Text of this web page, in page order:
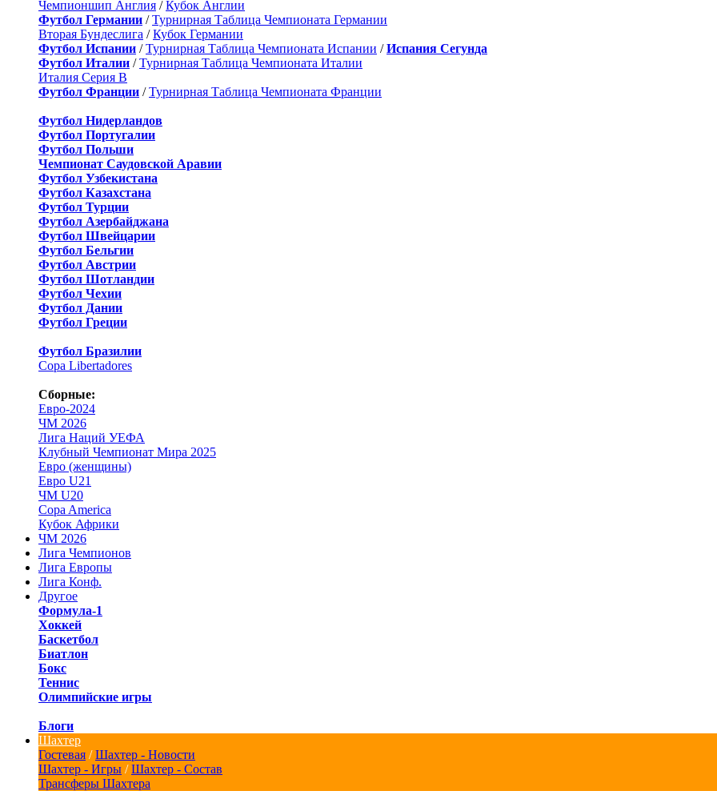
Чемпионшип Англия /Кубок Англии
Футбол Германии /Турнирная Таблица Чемпионата Германии
Вторая Бундеслига /Кубок Германии
Футбол Испании /Турнирная Таблица Чемпионата Испании /Испания Сегунда
Футбол Италии /Турнирная Таблица Чемпионата Италии
Италия Серия B
Футбол Франции /Турнирная Таблица Чемпионата Франции
Футбол Нидерландов
Футбол Португалии
Футбол Польши
Чемпионат Саудовской Аравии
Футбол Узбекистана
Футбол Казахстана
Футбол Турции
Футбол Азербайджана
Футбол Швейцарии
Футбол Бельгии
Футбол Австрии
Футбол Шотландии
Футбол Чехии
Футбол Дании
Футбол Греции
Футбол Бразилии
Copa Libertadores
Сборные:
Евро-2024
ЧМ 2026
Лига Наций УЕФА
Клубный Чемпионат Мира 2025
Евро (женщины)
Евро U21
ЧМ U20
Copa America
Кубок Африки
ЧМ 2026
Лига Чемпионов
Лига Европы
Лига Конф.
Другое
Формула-1
Хоккей
Баскетбол
Биатлон
Бокс
Теннис
Олимпийские игры
Блоги
Шахтер
Гостевая /Шахтер - Новости
Шахтер - Игры /Шахтер - Состав
Трансферы Шахтера